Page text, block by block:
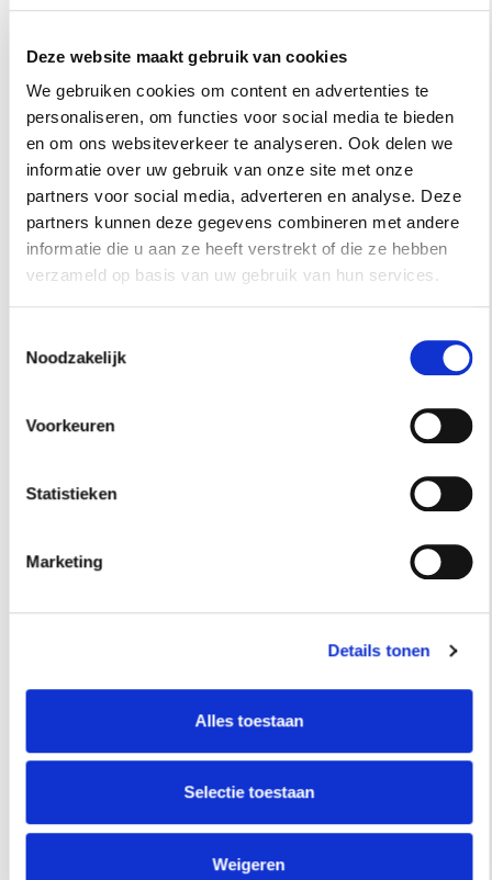
Deze website maakt gebruik van cookies
We gebruiken cookies om content en advertenties te
personaliseren, om functies voor social media te bieden
en om ons websiteverkeer te analyseren. Ook delen we
informatie over uw gebruik van onze site met onze
partners voor social media, adverteren en analyse. Deze
partners kunnen deze gegevens combineren met andere
informatie die u aan ze heeft verstrekt of die ze hebben
verzameld op basis van uw gebruik van hun services.
Noodzakelijk
Voorkeuren
Statistieken
Marketing
Details tonen
Alles toestaan
Selectie toestaan
Weigeren
aandrijftechniek
Sinds 1987 zijn we autoriteit in aandrijvingen en